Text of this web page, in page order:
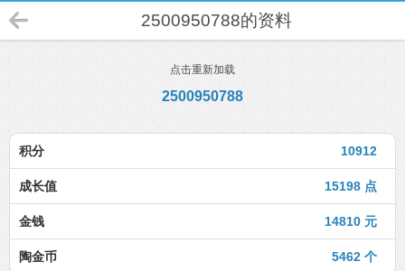
2500950788的资料
点击重新加载
2500950788
10912
积分
15198 点
成长值
14810 元
金钱
5462 个
陶金币